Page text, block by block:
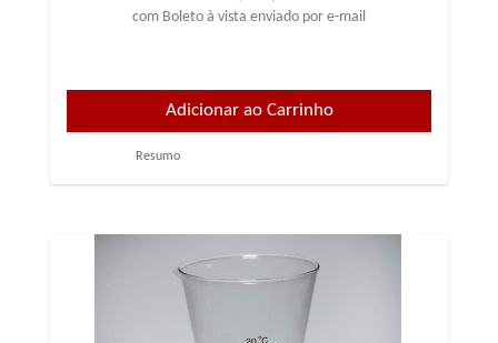
com Boleto à vista enviado por e-mail
Resumo